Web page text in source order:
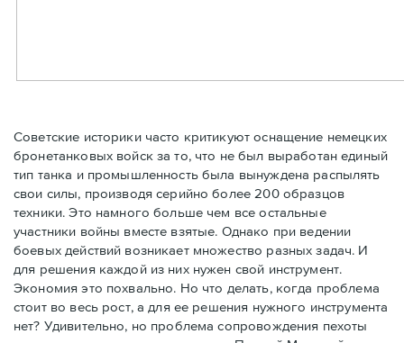
Советские историки часто критикуют оснащение немецких
бронетанковых войск за то, что не был выработан единый
тип танка и промышленность была вынуждена распылять
свои силы, производя серийно более 200 образцов
техники. Это намного больше чем все остальные
участники войны вместе взятые. Однако при ведении
боевых действий возникает множество разных задач. И
для решения каждой из них нужен свой инструмент.
Экономия это похвально. Но что делать, когда проблема
стоит во весь рост, а для ее решения нужного инструмента
нет? Удивительно, но проблема сопровождения пехоты